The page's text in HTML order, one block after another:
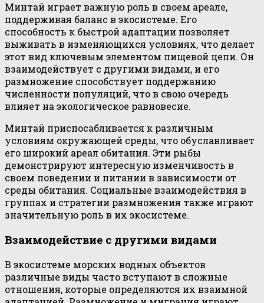
Минтай играет важную роль в своем ареале,
поддерживая баланс в экосистеме. Его
способность к быстрой адаптации позволяет
выживать в изменяющихся условиях, что делает
этот вид ключевым элементом пищевой цепи. Он
взаимодействует с другими видами, и его
размножение способствует поддержанию
численности популяций, что в свою очередь
влияет на экологическое равновесие.
Минтай приспосабливается к различным
условиям окружающей среды, что обуславливает
его широкий ареал обитания. Эти рыбы
демонстрируют интересную изменчивость в
своем поведении и питании в зависимости от
среды обитания. Социальные взаимодействия в
группах и стратегии размножения также играют
значительную роль в их экосистеме.
Взаимодействие с другими видами
В экосистеме морских водных объектов
различные виды часто вступают в сложные
отношения, которые определяются их взаимной